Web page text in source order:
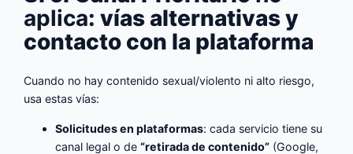
aplica: vías alternativas y
contacto con la plataforma
Cuando no hay contenido sexual/violento ni alto riesgo,
usa estas vías:
Solicitudes en plataformas: cada servicio tiene su
canal legal o de“retirada de contenido” (Google,